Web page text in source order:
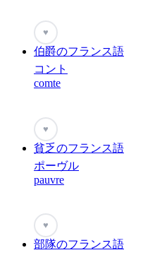
♥
伯爵のフランス語
コント
comte
♥
貧乏のフランス語
ポーヴル
pauvre
♥
部隊のフランス語